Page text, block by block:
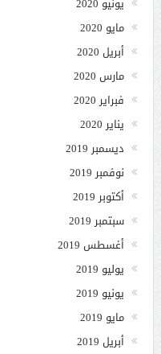
مايو 2020
أبريل 2020
مارس 2020
فبراير 2020
يناير 2020
ديسمبر 2019
نوفمبر 2019
أكتوبر 2019
سبتمبر 2019
أغسطس 2019
يوليو 2019
يونيو 2019
مايو 2019
أبريل 2019